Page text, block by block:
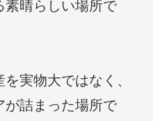
素晴らしい場所で
実物大ではなく、
が詰まった場所で